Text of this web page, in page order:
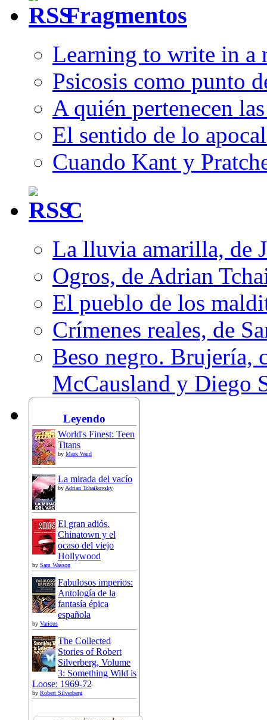
Fragmentos
Learning to write in a
Psicosis como punto
A quién pertenecen
El sentido de lo
Cuando Kant y
C
La lluvia amarilla, de
Ogros, de Adrian
El pueblo de los
Crímenes reales, de
Beso negro. Brujería,
McCausland y Diego
Leyendo
World's Finest: Teen
Titans
by Mark Waid
La mirada del vacío
byAdrian Tchaikovsky
El gran adiós.
Chinatown y el
ocaso del viejo
Hollywood
by Sam Wasson
Fabulosos imperios:
Antología de la
fantasía épica
española
by Various
The Collected
Stories of Robert
Silverberg, Volume
3: Something Wild is
Loose: 1969-72
by Robert Silverberg